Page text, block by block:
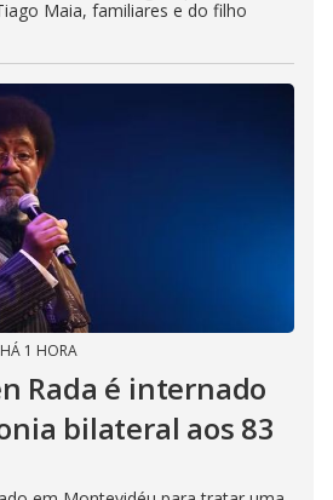
Maia, familiares e do filho
HÁ 1 HORA
Rada é internado
bilateral aos 83